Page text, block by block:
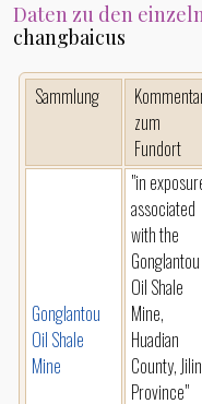
Daten zu den
changbaicus
Sammlung
zum
Fundort
Gonglantou
Oil Shale
Mine
"in
associated
with the
Gonglantou
Oil Shale
Mine,
Huadian
County, Jilin
Province"